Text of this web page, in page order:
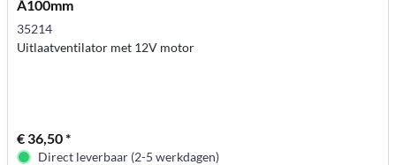
Ã100mm
35214
Uitlaatventilator met 12V motor
€ 36,50 *
Direct leverbaar (2-5 werkdagen)